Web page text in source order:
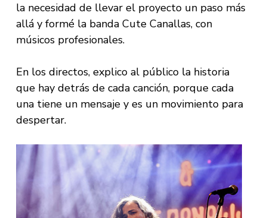
la necesidad de llevar el proyecto un paso más
allá y formé la banda Cute Canallas, con
músicos profesionales.
En los directos, explico al público la historia
que hay detrás de cada canción, porque cada
una tiene un mensaje y es un movimiento para
despertar.